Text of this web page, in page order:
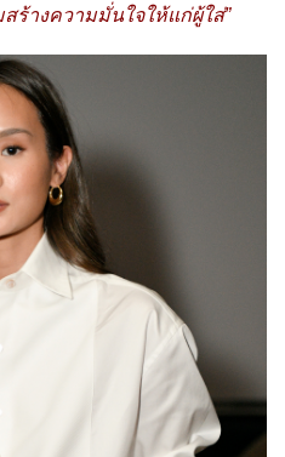
ร้างความมั่นใจให้แก่ผู้ใส่”